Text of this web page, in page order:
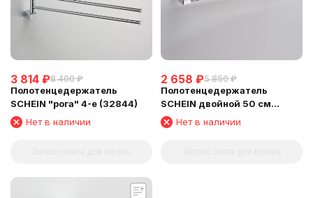
3 814 ₽8 400 ₽
Полотенцедержатель
SCHEIN "рога" 4-е (32844)
Нет в наличии
2 658 ₽5 850 ₽
Полотенцедержатель
SCHEIN двойной 50 см
(32822)Нет в наличии